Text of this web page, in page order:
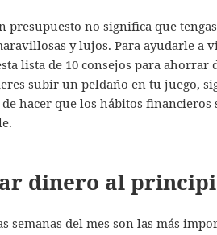
presupuesto no significa que
y lujos. Para ayudarle a
lista de 10 consejos para ahorrar
subir un peldaño en tu juego,
de hacer que los hábitos
dinero al
semanas del mes son las más